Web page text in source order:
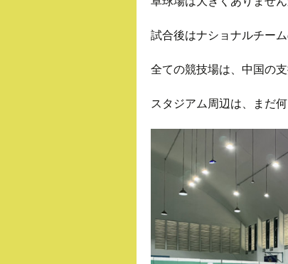
試合後はナショナルチー
全ての競技場は、中国の
スタジアム周辺は、まだ